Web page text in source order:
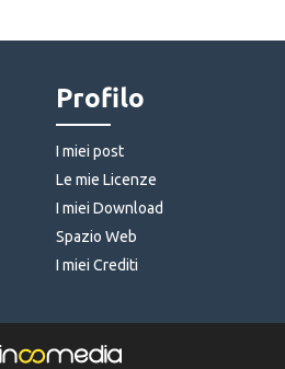
Profilo
I miei post
Le mie Licenze
I miei Download
Spazio Web
I miei Crediti